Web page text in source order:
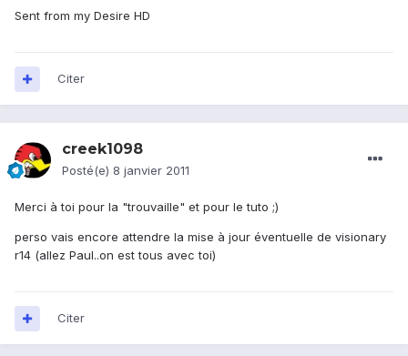
Sent from my Desire HD
Citer
creek1098
Posté(e) 8 janvier 2011
Merci à toi pour la "trouvaille" et pour le tuto ;)
perso vais encore attendre la mise à jour éventuelle de visionary
r14 (allez Paul..on est tous avec toi)
Citer